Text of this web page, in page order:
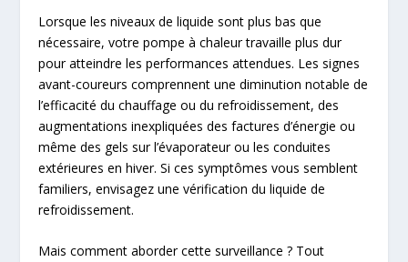
Lorsque les niveaux de liquide sont plus bas que
nécessaire, votre pompe à chaleur travaille plus dur
pour atteindre les performances attendues. Les signes
avant-coureurs comprennent une diminution notable de
l’efficacité du chauffage ou du refroidissement, des
augmentations inexpliquées des factures d’énergie ou
même des gels sur l’évaporateur ou les conduites
extérieures en hiver. Si ces symptômes vous semblent
familiers, envisagez une vérification du liquide de
refroidissement.
Mais comment aborder cette surveillance ? Tout